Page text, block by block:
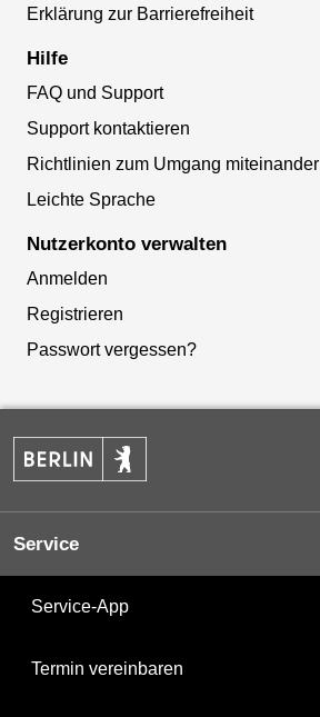
Erklärung zur Barrierefreiheit
Hilfe
FAQ und Support
Support kontaktieren
Richtlinien zum Umgang miteinander
Leichte Sprache
Nutzerkonto verwalten
Anmelden
Registrieren
Passwort vergessen?
Service
Service-App
Termin vereinbaren